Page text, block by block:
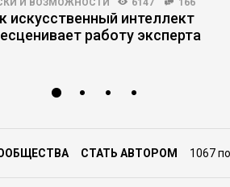
И ВОЗМОЖНОСТИ 6147 166
искусственный интеллект
работу эксперта
СТАТЬ АВТОРОМ 1067